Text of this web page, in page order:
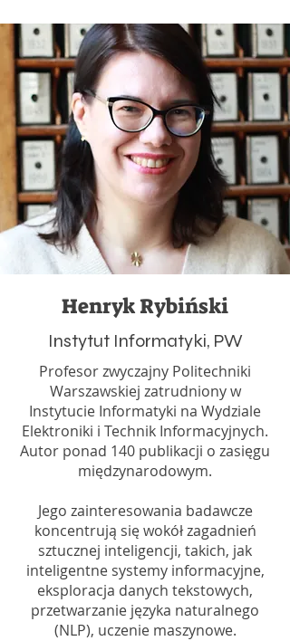
Henryk Rybiński
Instytut Informatyki, PW
Profesor zwyczajny Politechniki
Warszawskiej zatrudniony w
Instytucie Informatyki na Wydziale
Elektroniki i Technik Informacyjnych.
Autor ponad 140 publikacji o zasięgu
międzynarodowym.
Jego zainteresowania badawcze
koncentrują się wokół zagadnień
sztucznej inteligencji, takich, jak
inteligentne systemy informacyjne,
eksploracja danych tekstowych,
przetwarzanie języka naturalnego
(NLP), uczenie maszynowe.